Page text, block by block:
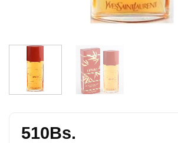
510Bs.